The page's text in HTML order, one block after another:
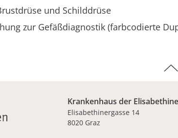
und Schilddrüse
zur Gefäßdiagnostik (farbcodierte
Krankenhaus der
Elisabethinergasse 14
8020 Graz